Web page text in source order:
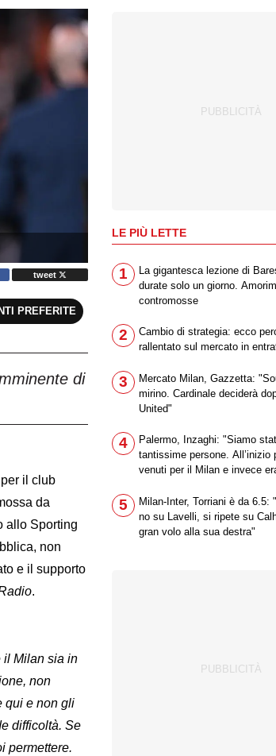
tweet
PREFERITE
di
il club
da
allo Sporting
non
e il supporto
.
il Milan sia in
non
qui e non gli
difficoltà. Se
permettere.
LE PIÙ LETTE
1
La gigantesca lezione di
durate solo un giorno.
contromosse
2
Cambio di strategia: ecco
rallentato sul mercato in
3
Mercato Milan, Gazzetta:
mirino. Cardinale deciderà
United"
4
Palermo, Inzaghi: "Siamo
tantissime persone. All’inizio
venuti per il Milan e invece
5
Milan-Inter, Torriani è da 6.5:
no su Lavelli, si ripete su
gran volo alla sua destra"